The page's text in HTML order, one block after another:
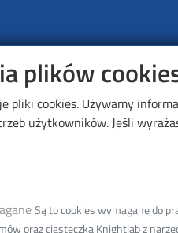
plików
pliki cookies. Używamy
użytkowników. Jeśli
Są to cookies wymagane do
oraz ciasteczka Knightlab z
i Automatyki
116, 90-924 Łódź - adres